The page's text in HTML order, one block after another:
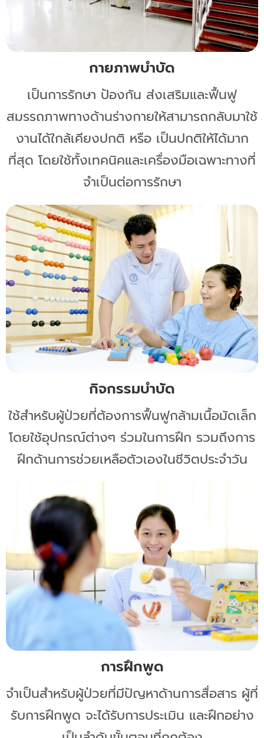
กายภาพบำบัด
เป็นการรักษา ป้องกัน ส่งเสริมและฟื้นฟู
สมรรถภาพทางด้านร่างกายให้สามารถกลับมาใช้
งานได้ใกล้เคียงปกติ หรือ เป็นปกติให้ได้มาก
ที่สุด โดยใช้ทั้งเทคนิคและเครื่องมือเฉพาะทางที่
จำเป็นต่อการรักษา
กิจกรรมบำบัด
ใช้สำหรับผู้ป่วยที่ต้องการฟื้นฟูกล้ามเนื้อมัดเล็ก
โดยใช้อุปกรณ์ต่างๆ ร่วมในการฝึก รวมถึงการ
ฝึกด้านการช่วยเหลือตัวเองในชีวิตประจำวัน
การฝึกพูด
จำเป็นสำหรับผู้ป่วยที่มีปัญหาด้านการสื่อสาร ผู้ที่
รับการฝึกพูด จะได้รับการประเมิน และฝึกอย่าง